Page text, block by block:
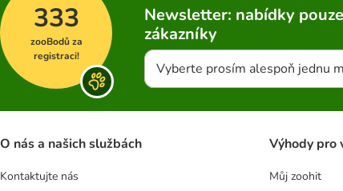
333
zooBodů za
registraci!
Newsletter: nabídky
zákazníky
Vyberte prosím alespoň jednu
O nás a našich službách
Kontaktujte nás
Výhody pro
Můj zoohit